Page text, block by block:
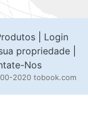
| Login
propriedade|
Nos
2020 tobook.com